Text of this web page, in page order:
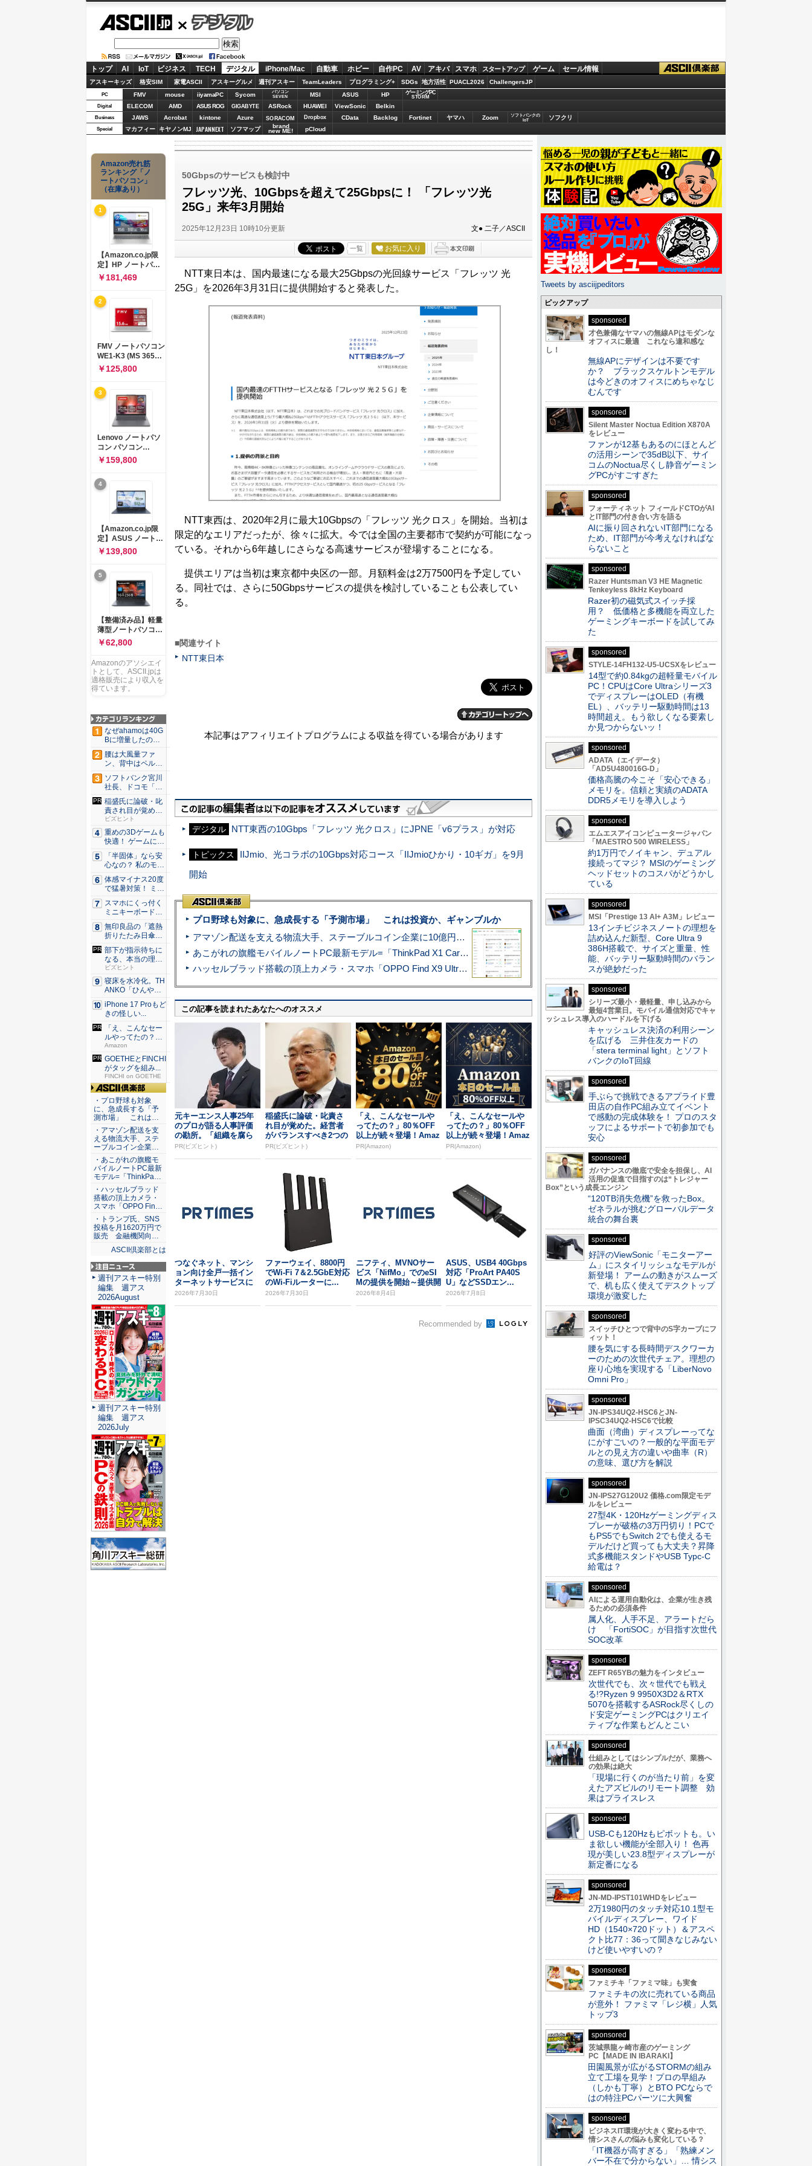
デジタル
トップ AI IoT ビジネス TECH デジタル iPhone/Mac 自動車 ホビー 自作PC AV アキバ スマホ スタートアップ ゲーム セール情報
アスキーキッズ 格安SIM 家電ASCII アスキーグルメ 週刊アスキー TeamLeaders プログラミング+ SDGs 地方活性 PUACL2026 ChallengersJP
PC FMV mouse iiyamaPC Sycom
パソコン
SEVEN
MSI ASUS HP ゲーミングPC
STORM
Digital ELECOM AMD ASUS ROG GIGABYTE ASRock HUAWEI ViewSonic Belkin
Business JAWS Acrobat kintone Azure SORACOM Dropbox CData Backlog Fortinet ヤマハ Zoom
ソフトバンクの
IoT
ソフクリ
Special マカフィー キヤノンMJ JAPANNEXT ソフマップ brand
new ME! pCloud
50Gbpsのサービスも検討中
フレッツ光、10Gbpsを超えて25Gbpsに！ 「フレッツ光
25G」来年3月開始
2025年12月23日 10時10分更新 文● 二子／ASCII
一覧 お気に入り
NTT東日本は、国内最速になる最大25Gbpsの光回線サービス「フレッツ 光
25G」を2026年3月31日に提供開始すると発表した。
NTT東西は、2020年2月に最大10Gbpsの「フレッツ 光クロス」を開始。当初は
限定的なエリアだったが、徐々に拡大。今では全国の主要都市で契約が可能になっ
ている。それから6年越しにさらなる高速サービスが登場することになる。
提供エリアは当初は東京都中央区の一部。月額料金は2万7500円を予定してい
る。同社では、さらに50Gbpsサービスの提供を検討していることも公表してい
る。
■関連サイト
NTT東日本
本記事はアフィリエイトプログラムによる収益を得ている場合があります
デジタル NTT東西の10Gbps「フレッツ 光クロス」にJPNE「v6プラス」が対応
トピックス
IIJmio、光コラボの10Gbps対応コース「IIJmioひかり・10ギガ」を9月
開始
プロ野球も対象に、急成長する「予測市場」 これは投資か、ギャンブルか
アマゾン配送を支える物流大手、ステーブルコイン企業に10億円投資のワケ
あこがれの旗艦モバイルノートPC最新モデル=「ThinkPad X1 Carbon Gen 14 Aura Edition」実機レビュー
ハッセルブラッド搭載の頂上カメラ・スマホ「OPPO Find X9 Ultra」実写レビュー=プロが本気で徹底撮影しました!!
この記事を読まれたあなたへのオススメ
元キーエンス人事25年
のプロが語る人事評価
の勘所。「組織を腐ら
せるNG評価」とは...
PR(ビズヒント)
稲盛氏に論破・叱責さ
れ目が覚めた。経営者
がバランスすべき2つの
背反
PR(ビズヒント)
「え、こんなセールや
ってたの？」80％OFF
以上が続々登場！Amaz
onの本気が...
PR(Amazon)
「え、こんなセールや
ってたの？」80％OFF
以上が続々登場！Amaz
onの本気が...
PR(Amazon)
つなぐネット、マンシ
ョン向け全戸一括イン
ターネットサービスに
おいて新オプション「...
2026年7月30日
ファーウェイ、8800円
でWi-Fi 7＆2.5GbE対応
のWi-Fiルーターに...
2026年7月30日
ニフティ、MVNOサー
ビス「NifMo」でのeSI
Mの提供を開始～提供開
始を記念...
2026年8月4日
ASUS、USB4 40Gbps
対応「ProArt PA40S
U」などSSDエン...
2026年7月8日
Recommended by
Amazon売れ筋
ランキング「ノ
ートパソコン」
（在庫あり）
1
【Amazon.co.jp限
定】HP ノートパソ
コン 15-fd 15.6イン
チ インテル Core 5
120U メモリ16GB
SSD512GB
Windows 11
Microsoft Office
2024搭載 WPS
Office搭載 カメラシ
ャッター 指紋認証 薄
型 Copilotキー搭載
ナチュラルシルバー
￥181,469
2
FMV ノートパソコン
WE1-K3 (MS 365
Personal/Copilotキ
ー搭載/Win 11/15.6
型/Core
i5/16GB/SSD
512GB/ホワイト)
FMVWK3E15W_AZ
￥125,800
3
Lenovo ノートパソ
コン パソコン
IdeaPad Slim 3 14.0
インチ AMD
Ryzen™ 5 8640HS
メモリ16GB
SSD512GB
Microsoft 365 試用
版 Windows11 バッ
テリー駆動12.6時間
重量1.39kg ルナグレ
ー 83K9003JJP ノー
トPC
￥159,800
4
【Amazon.co.jp限
定】ASUS ノートパ
ソコン Vivobook 15
M1502NAQ 15.6イ
ンチ AMD Ryzen 7
170 メモリ16GB
SSD 512GB
Microsoft 365
Personal (24か月版)
搭載 Windows 11 重
量1.7kg Wi-Fi 6E ク
ワイエットブルー
M1502NAQ-
￥139,800
5
【整備済み品】軽量
薄型ノートパソコン
dynabook G83 ■
13.3型
FHD(1920x1080) -
高性能第11世代Core
i5-1135G7 - メモリ
16GB - SSD 256GB
USB Type-C - MS
Office 2021 - Win11
搭載
￥62,800
Amazonのアソシエイ
トとして、ASCII.jpは
適格販売により収入を
得ています。
なぜahamoは40G
Bに増量したの
か ...
腰は大風量ファ
ン、背中はペルチ
ェ冷却。ダ...
ソフトバンク宮川
社長、ドコモ「ah
amo...
稲盛氏に論破・叱
責され目が覚め
た。経営者...
ビズヒント
重めの3Dゲームも
快適！ ゲームに強
いH...
「半固体」なら安
心なの？ 私のモバ
イルバ...
体感マイナス20度
で猛暑対策！ ミズ
ノの...
スマホにくっ付く
ミニキーボード！
触ってわ...
無印良品の「遮熱
折りたたみ日傘」
約160...
部下が指示待ちに
なる、本当の理
由。23年...
ビズヒント
寝床を水冷化。TH
ANKO「ひんやり
水流...
iPhone 17 Proもど
きの怪しい...
「え、こんなセー
ルやってたの？」
80％O...
Amazon
GOETHEとFINCHI
がタッグを組み...
FINCHI on GOETHE
ASCII倶楽部
・プロ野球も対象
に、急成長する「予
測市場」 これは…
・アマゾン配送を支
える物流大手、ステ
ーブルコイン企業…
・あこがれの旗艦モ
バイルノートPC最新
モデル=「ThinkPa…
・ハッセルブラッド
搭載の頂上カメラ・
スマホ「OPPO Fin…
・トランプ氏、SNS
投稿を月1620万円で
販売 金融機関向…
ASCII倶楽部とは
注目ニュース
週刊アスキー特別
編集 週アス
2026August
週刊アスキー特別
編集 週アス
2026July
Tweets by asciijpeditors
ピックアップ
sponsored
才色兼備なヤマハの無線APはモダンな
オフィスに最適 これなら違和感な
し！
無線APにデザインは不要です
か？ ブラックスケルトンモデル
は今どきのオフィスにめちゃなじ
むんです
sponsored
Silent Master Noctua Edition X870A
をレビュー
ファンが12基もあるのにほとんど
の活用シーンで35dB以下、サイ
コムのNoctua尽くし静音ゲーミン
グPCがすごすぎた
sponsored
フォーティネット フィールドCTOがAI
とIT部門の付き合い方を語る
AIに振り回されないIT部門になる
ため、IT部門が今考えなければな
らないこと
sponsored
Razer Huntsman V3 HE Magnetic
Tenkeyless 8kHz Keyboard
Razer初の磁気式スイッチ採
用？ 低価格と多機能を両立した
ゲーミングキーボードを試してみ
た
sponsored
STYLE-14FH132-U5-UCSXをレビュー
14型で約0.84kgの超軽量モバイル
PC！CPUはCore Ultraシリーズ3
でディスプレーはOLED（有機
EL）、バッテリー駆動時間は13
時間超え。もう欲しくなる要素し
か見つからないッ！
sponsored
ADATA（エイデータ）
「AD5U480016G-D」
価格高騰の今こそ「安心できる」
メモリを。信頼と実績のADATA
DDR5メモリを導入しよう
sponsored
エムエスアイコンピュータージャパン
「MAESTRO 500 WIRELESS」
約1万円でノイキャン、デュアル
接続ってマジ？ MSIのゲーミング
ヘッドセットのコスパがどうかし
ている
sponsored
MSI「Prestige 13 AI+ A3M」レビュー
13インチビジネスノートの理想を
詰め込んだ新型、Core Ultra 9
386H搭載で、サイズと重量、性
能、バッテリー駆動時間のバラン
スが絶妙だった
sponsored
シリーズ最小・最軽量、申し込みから
最短4営業日。モバイル通信対応でキャ
ッシュレス導入のハードルを下げる
キャッシュレス決済の利用シーン
を広げる 三井住友カードの
「stera terminal light」とソフト
バンクのIoT回線
sponsored
手ぶらで挑戦できるアプライド豊
田店の自作PC組み立てイベント
で感動の完成体験を！ プロのスタ
ッフによるサポートで初参加でも
安心
sponsored
ガバナンスの徹底で安全を担保し、AI
活用の促進で目指すのは“トレジャー
Box”という成長エンジン
“120TB消失危機”を救ったBox。
ゼネラルが挑むグローバルデータ
統合の舞台裏
sponsored
好評のViewSonic「モニターアー
ム」にスタイリッシュなモデルが
新登場！ アームの動きがスムーズ
で、机も広く使えてデスクトップ
環境が激変した
sponsored
スイッチひとつで背中のS字カーブにフ
ィット！
腰を気にする長時間デスクワーカ
ーのための次世代チェア。理想の
座り心地を実現する「LiberNovo
Omni Pro」
sponsored
JN-IPS34UQ2-HSC6とJN-
IPSC34UQ2-HSC6で比較
曲面（湾曲）ディスプレーってな
にがすごいの？一般的な平面モデ
ルとの見え方の違いや曲率（R）
の意味、選び方を解説
sponsored
JN-IPS27G120U2 価格.com限定モデ
ルをレビュー
27型4K・120Hzゲーミングディス
プレーが破格の3万円切り！PCで
もPS5でもSwitch 2でも使えるモ
デルだけど買っても大丈夫？昇降
式多機能スタンドやUSB Typc-C
給電は？
sponsored
AIによる運用自動化は、企業が生き残
るための必須条件
属人化、人手不足、アラートだら
け 「FortiSOC」が目指す次世代
SOC改革
sponsored
ZEFT R65YBの魅力をインタビュー
次世代でも、次々世代でも戦え
る!?Ryzen 9 9950X3D2＆RTX
5070を搭載するASRock尽くしの
ド安定ゲーミングPCはクリエイ
ティブな作業もどんとこい
sponsored
仕組みとしてはシンプルだが、業務へ
の効果は絶大
「現場に行くのが当たり前」を変
えたアズビルのリモート調整 効
果はプライスレス
sponsored
USB-Cも120Hzもピボットも。い
ま欲しい機能が全部入り！ 色再
現が美しい23.8型ディスプレーが
新定番になる
sponsored
JN-MD-IPST101WHDをレビュー
2万1980円のタッチ対応10.1型モ
バイルディスプレー、ワイド
HD（1540×720ドット）＆アスペ
クト比77：36って聞きなじみない
けど使いやすいの？
sponsored
ファミチキ「ファミマ味」も実食
ファミチキの次に売れている商品
が意外！ ファミマ「レジ横」人気
トップ3
sponsored
茨城県龍ヶ崎市産のゲーミング
PC【MADE IN IBARAKI】
田園風景が広がるSTORMの組み
立て工場を見学！プロの早組み
（しかも丁寧）とBTO PCならで
はの特注PCパーツに大興奮
sponsored
ビジネスIT環境が大きく変わる中で、
情シスさんの悩みも変化している？
「IT機器が高すぎる」「熟練メン
バー不在で分からない」… 情シス